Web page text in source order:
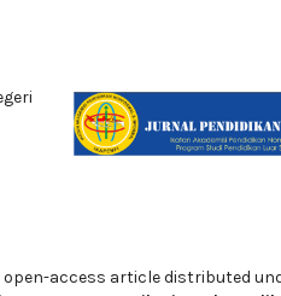
open-access article distributed